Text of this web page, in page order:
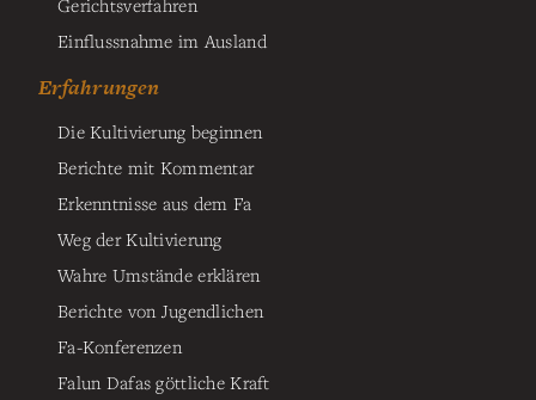
Gerichtsverfahren
Einflussnahme im Ausland
Erfahrungen
Die Kultivierung beginnen
Berichte mit Kommentar
Erkenntnisse aus dem Fa
Weg der Kultivierung
Wahre Umstände erklären
Berichte von Jugendlichen
Fa-Konferenzen
Falun Dafas göttliche Kraft